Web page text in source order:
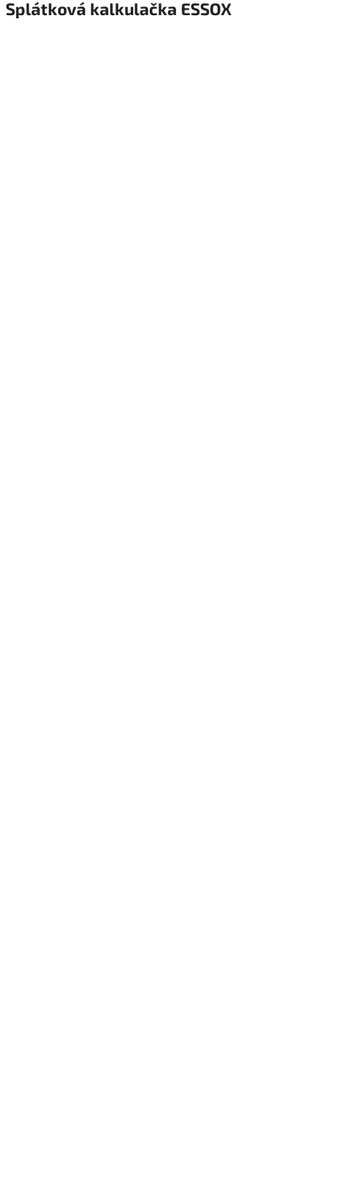
Splátková kalkulačka ESSOX